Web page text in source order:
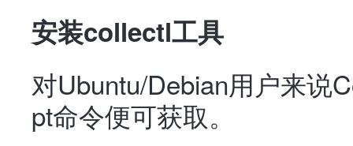
安装collectl工具
对Ubuntu/Debian用户来说
pt命令便可获取。